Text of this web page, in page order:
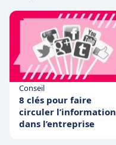
Conseil
8 clés pour faire
circuler l’information
dans l’entreprise